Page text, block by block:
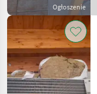
Ogłoszenie